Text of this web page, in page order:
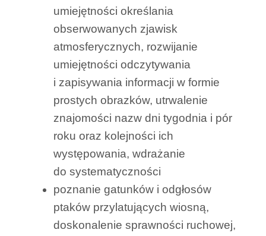
umiejętności określania
obserwowanych zjawisk
atmosferycznych, rozwijanie
umiejętności odczytywania
i zapisywania informacji w formie
prostych obrazków, utrwalenie
znajomości nazw dni tygodnia i pór
roku oraz kolejności ich
występowania, wdrażanie
do systematyczności
poznanie gatunków i odgłosów
ptaków przylatujących wiosną,
doskonalenie sprawności ruchowej,